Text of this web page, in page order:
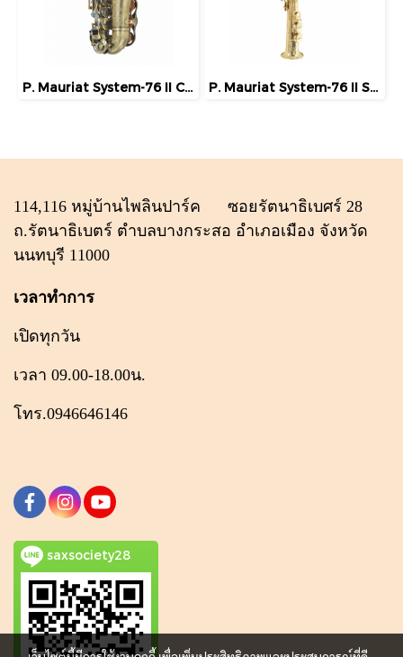
P. Mauriat System-76 II Curved Soprano P. Mauriat System-76 II Straight / Curved Soprano
114,116 หมู่บ้านไพลินปาร์ค ซอยรัตนาธิเบศร์ 28
ถ.รัตนาธิเบตร์ ตำบลบางกระสอ อำเภอเมือง จังหวัด
นนทบุรี 11000
เวลาทำการ
เปิดทุกวัน
เวลา 09.00-18.00น.
โทร.0946646146
saxsociety28